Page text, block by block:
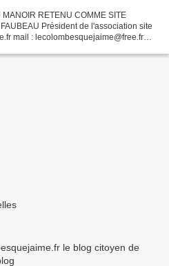
RETENU COMME SITE
Président de l'association site
mail : lecolombesquejaime@free.fr
le blog citoyen de